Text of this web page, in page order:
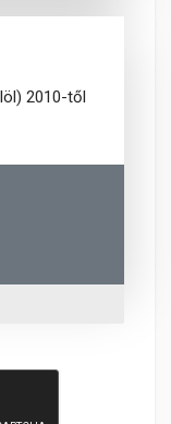
2010-től